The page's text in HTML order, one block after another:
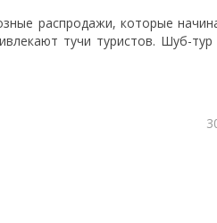
распродажи, которые
тучи туристов. Шуб-